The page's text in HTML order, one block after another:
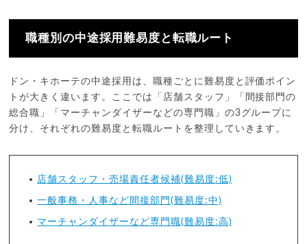
職種別の中途採用難易度と転職ルート
ドン・キホーテの中途採用は、職種ごとに難易度と評価ポイン
トが大きく違います。ここでは「店舗スタッフ」「間接部門の
総合職」「マーチャンダイザーなどの専門職」の3グループに
分け、それぞれの難易度と転職ルートを整理していきます。
店舗スタッフ・売場責任者候補(難易度:低)
一般事務・人事など間接部門(難易度:中)
マーチャンダイザーなど専門職(難易度:高)